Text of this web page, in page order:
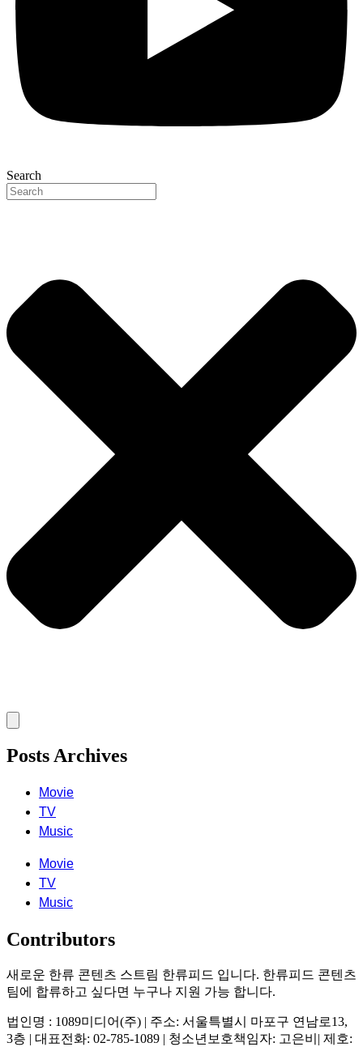
Search
Posts Archives
Movie
TV
Music
Movie
TV
Music
Contributors
새로운 한류 콘텐츠 스트림 한류피드 입니다. 한류피드 콘텐츠
팀에 합류하고 싶다면 누구나 지원 가능 합니다.
법인명 : 1089미디어(주) | 주소: 서울특별시 마포구 연남로13,
3층 | 대표전화: 02-785-1089 | 청소년보호책임자: 고은비| 제호: